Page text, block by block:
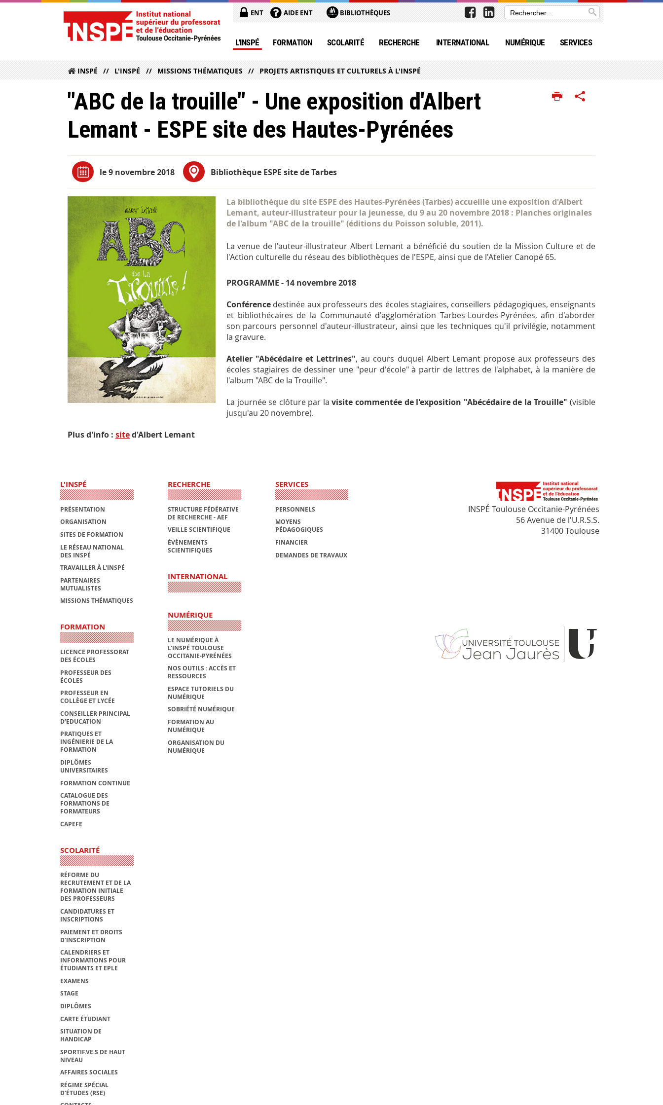
ENT AIDE ENT BIBLIOTHÈQUES
L'INSPÉ FORMATION SCOLARITÉ RECHERCHE INTERNATIONAL NUMÉRIQUE SERVICES
INSPÉ L'INSPÉ MISSIONS THÉMATIQUES PROJETS ARTISTIQUES ET CULTURELS À L'INSPÉ
"ABC de la trouille" - Une exposition d'Albert
Lemant - ESPE site des Hautes-Pyrénées
le 9 novembre 2018 Bibliothèque ESPE site de Tarbes
La bibliothèque du site ESPE des Hautes-Pyrénées (Tarbes) accueille une exposition d'Albert
Lemant, auteur-illustrateur pour la jeunesse, du 9 au 20 novembre 2018 : Planches originales
de l'album "ABC de la trouille" (éditions du Poisson soluble, 2011).
La venue de l'auteur-illustrateur Albert Lemant a bénéficié du soutien de la Mission Culture et de
l'Action culturelle du réseau des bibliothèques de l'ESPE, ainsi que de l'Atelier Canopé 65.
PROGRAMME - 14 novembre 2018
Conférence destinée aux professeurs des écoles stagiaires, conseillers pédagogiques, enseignants
et bibliothécaires de la Communauté d'agglomération Tarbes-Lourdes-Pyrénées, afin d'aborder
son parcours personnel d'auteur-illustrateur, ainsi que les techniques qu'il privilégie, notamment
la gravure.
Atelier "Abécédaire et Lettrines", au cours duquel Albert Lemant propose aux professeurs des
écoles stagiaires de dessiner une "peur d'école" à partir de lettres de l'alphabet, à la manière de
l'album "ABC de la Trouille".
La journée se clôture par lavisite commentée de l'exposition "Abécédaire de la Trouille" (visible
jusqu'au 20 novembre).
Plus d'info : sited'Albert Lemant
L'INSPÉ
PRÉSENTATION
ORGANISATION
SITES DE FORMATION
LE RÉSEAU NATIONAL
DES INSPÉ
TRAVAILLER À L'INSPÉ
PARTENAIRES
MUTUALISTES
MISSIONS THÉMATIQUES
FORMATION
LICENCE PROFESSORAT
DES ÉCOLES
PROFESSEUR DES
ÉCOLES
PROFESSEUR EN
COLLÈGE ET LYCÉE
CONSEILLER PRINCIPAL
D’EDUCATION
PRATIQUES ET
INGÉNIERIE DE LA
FORMATION
DIPLÔMES
UNIVERSITAIRES
FORMATION CONTINUE
CATALOGUE DES
FORMATIONS DE
FORMATEURS
CAPEFE
SCOLARITÉ
RÉFORME DU
RECRUTEMENT ET DE LA
FORMATION INITIALE
DES PROFESSEURS
CANDIDATURES ET
INSCRIPTIONS
PAIEMENT ET DROITS
D'INSCRIPTION
CALENDRIERS ET
INFORMATIONS POUR
ÉTUDIANTS ET EPLE
EXAMENS
STAGE
DIPLÔMES
CARTE ÉTUDIANT
SITUATION DE
HANDICAP
SPORTIF.VE.S DE HAUT
NIVEAU
AFFAIRES SOCIALES
RÉGIME SPÉCIAL
D'ÉTUDES (RSE)
RECHERCHE
STRUCTURE FÉDÉRATIVE
DE RECHERCHE - AEF
VEILLE SCIENTIFIQUE
ÉVÈNEMENTS
SCIENTIFIQUES
INTERNATIONAL
NUMÉRIQUE
LE NUMÉRIQUE À
L'INSPÉ TOULOUSE
OCCITANIE-PYRÉNÉES
NOS OUTILS : ACCÈS ET
RESSOURCES
ESPACE TUTORIELS DU
NUMÉRIQUE
SOBRIÉTÉ NUMÉRIQUE
FORMATION AU
NUMÉRIQUE
ORGANISATION DU
NUMÉRIQUE
SERVICES
PERSONNELS
MOYENS
PÉDAGOGIQUES
FINANCIER
DEMANDES DE TRAVAUX
INSPÉ Toulouse Occitanie-Pyrénées
56 Avenue de l'U.R.S.S.
31400 Toulouse